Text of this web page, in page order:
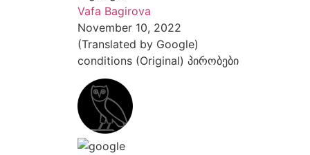
Vafa Bagirova
November 10, 2022
(Translated by Google)
conditions (Original) პირობები